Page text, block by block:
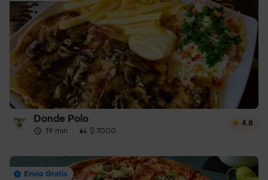
Donde Polo
19 min · $ 7000
4.8
Envío Gratis